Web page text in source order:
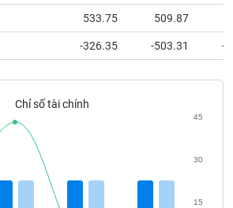
533.75 509.87
-326.35 -503.31 -
Chỉ số tài chính
15
30
45